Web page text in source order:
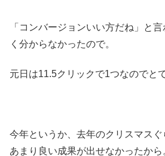
「コンバージョンいい方だね」と
く分からなかったので。
元日は11.5クリックで1つなのでと
今年というか、去年のクリスマス
あまり良い成果が出せなかったから